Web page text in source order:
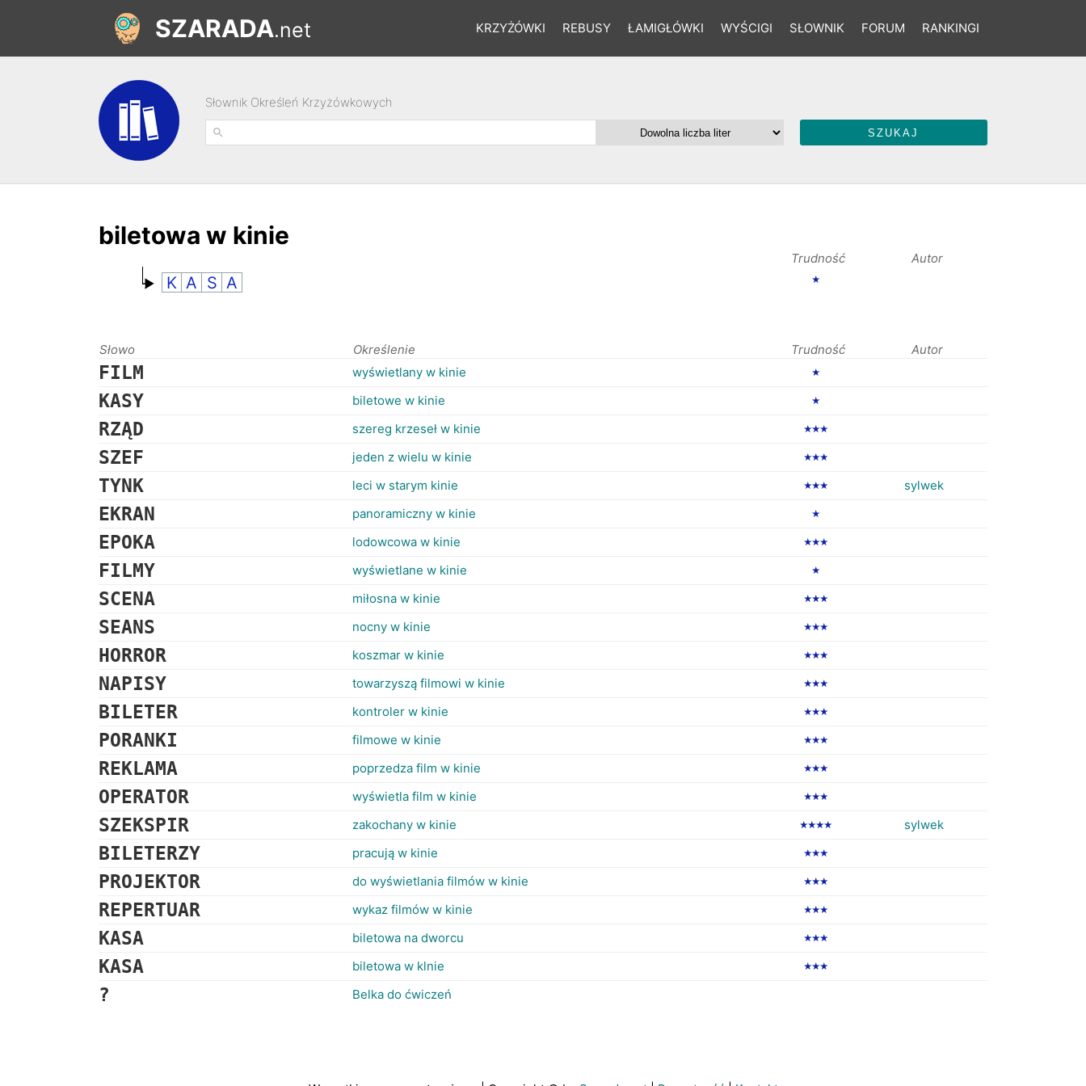
KRZYŻÓWKI REBUSY ŁAMIGŁÓWKI WYŚCIGI SŁOWNIK FORUM RANKINGI
SZARADA.net
Słownik Określeń Krzyżówkowych
biletowa w kinie
Trudność Autor
K A S A ★
Słowo Określenie Trudność Autor
FILM wyświetlany w kinie ★
KASY biletowe w kinie ★
RZĄD szereg krzeseł w kinie ★★★
SZEF jeden z wielu w kinie ★★★
TYNK leci w starym kinie ★★★ sylwek
EKRAN panoramiczny w kinie ★
EPOKA lodowcowa w kinie ★★★
FILMY wyświetlane w kinie ★
SCENA miłosna w kinie ★★★
SEANS nocny w kinie ★★★
HORROR koszmar w kinie ★★★
NAPISY towarzyszą filmowi w kinie ★★★
BILETER kontroler w kinie ★★★
PORANKI filmowe w kinie ★★★
REKLAMA poprzedza film w kinie ★★★
OPERATOR wyświetla film w kinie ★★★
SZEKSPIR zakochany w kinie ★★★★ sylwek
BILETERZY pracują w kinie ★★★
PROJEKTOR do wyświetlania filmów w kinie ★★★
REPERTUAR wykaz filmów w kinie ★★★
KASA biletowa na dworcu ★★★
KASA biletowa w klnie ★★★
? Belka do ćwiczeń